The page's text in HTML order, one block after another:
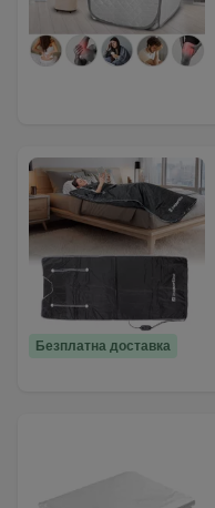
Безплатна доставка